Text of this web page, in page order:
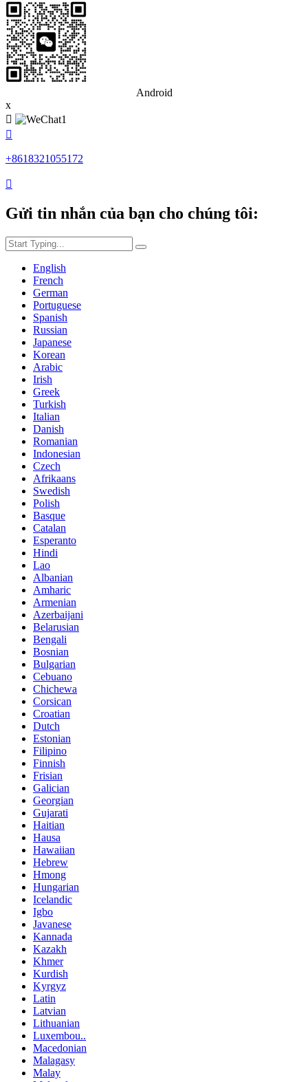
Android
x


+8618321055172

Gửi tin nhắn của bạn cho chúng tôi:
English
French
German
Portuguese
Spanish
Russian
Japanese
Korean
Arabic
Irish
Greek
Turkish
Italian
Danish
Romanian
Indonesian
Czech
Afrikaans
Swedish
Polish
Basque
Catalan
Esperanto
Hindi
Lao
Albanian
Amharic
Armenian
Azerbaijani
Belarusian
Bengali
Bosnian
Bulgarian
Cebuano
Chichewa
Corsican
Croatian
Dutch
Estonian
Filipino
Finnish
Frisian
Galician
Georgian
Gujarati
Haitian
Hausa
Hawaiian
Hebrew
Hmong
Hungarian
Icelandic
Igbo
Javanese
Kannada
Kazakh
Khmer
Kurdish
Kyrgyz
Latin
Latvian
Lithuanian
Luxembou..
Macedonian
Malagasy
Malay